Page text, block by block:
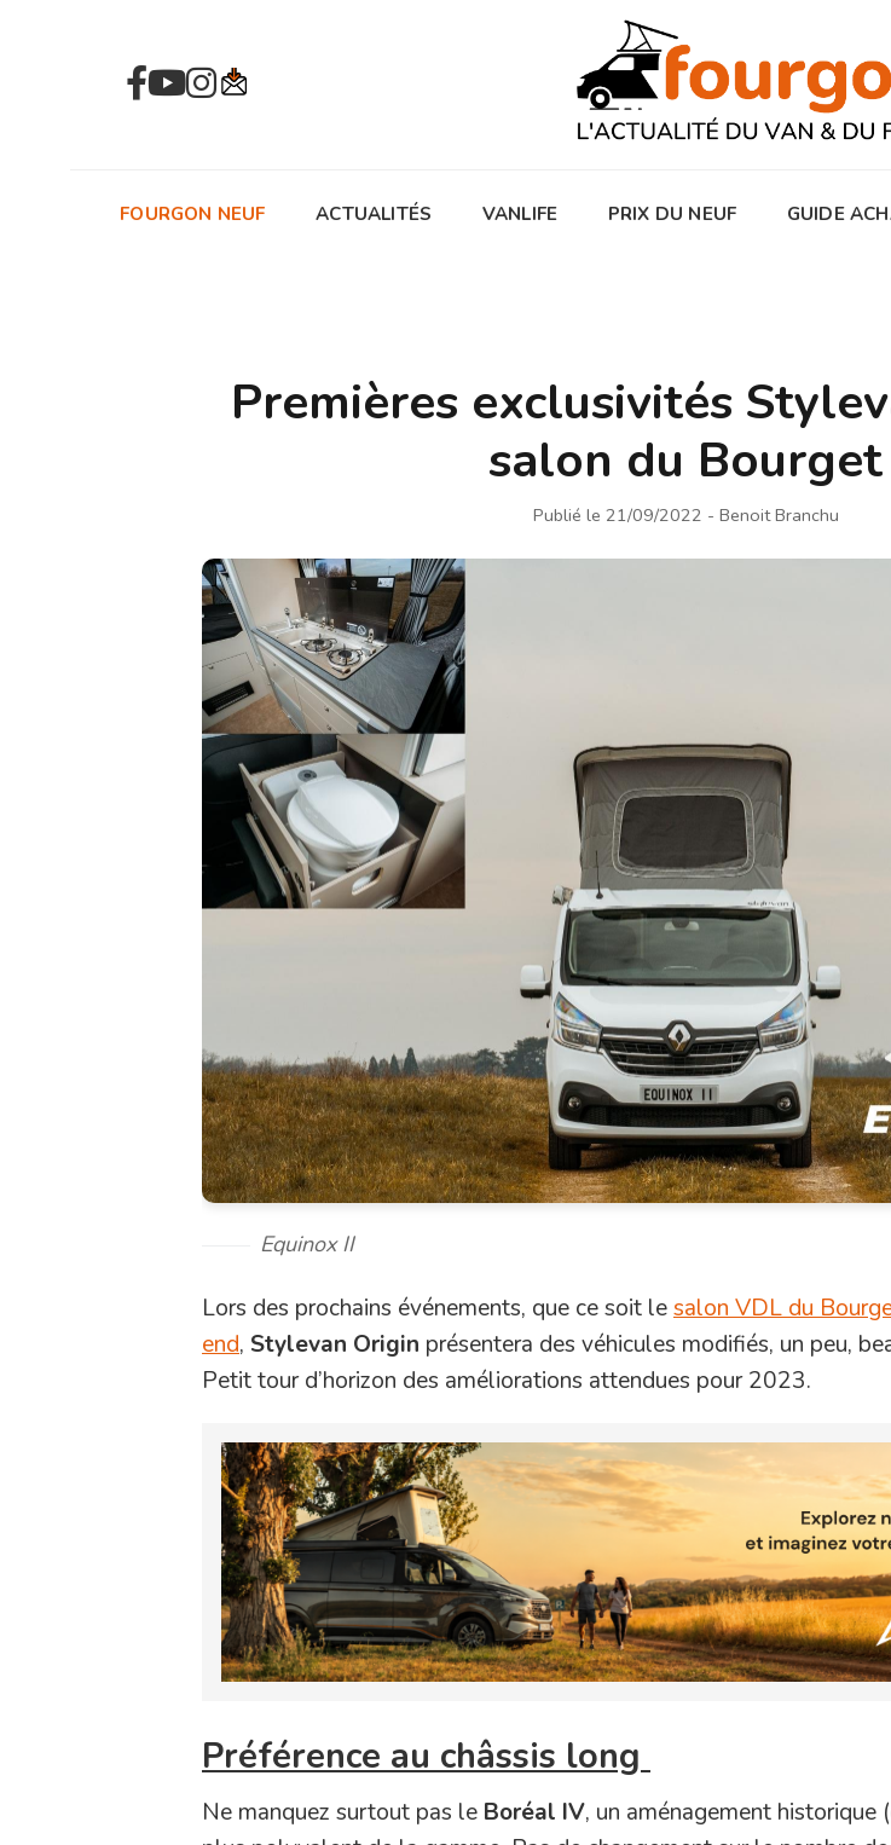
FOURGON NEUF ACTUALITÉS VANLIFE PRIX DU NEUF GUIDE
Premières exclusivités
salon du Bourget
Publié le 21/09/2022 - Benoit Branchu
Equinox II
Lors des prochains événements, que ce soit lesalon VDL du
end, Stylevan Origin présentera des véhicules modifiés, un peu,
Petit tour d’horizon des améliorations attendues pour 2023.
Préférence au châssis long
Ne manquez surtout pas le Boréal IV, un aménagement